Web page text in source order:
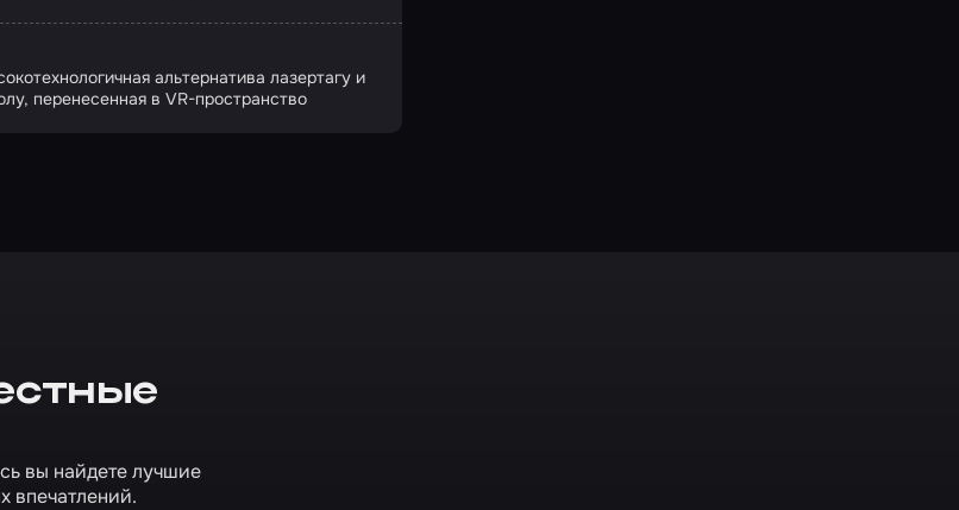
альтернатива лазертагу и
перенесенная в VR-пространство
вы найдете лучшие
впечатлений.